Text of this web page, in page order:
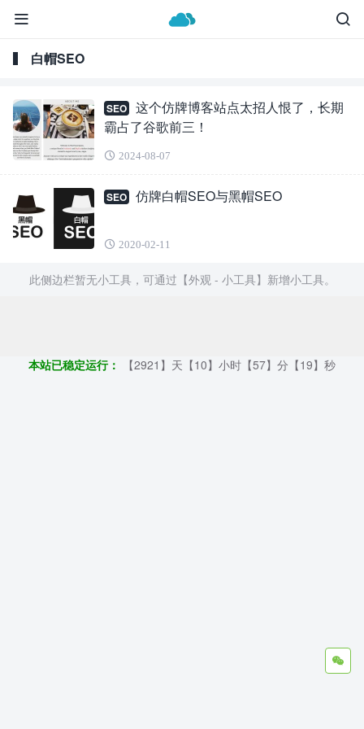
白帽SEO
SEO
这个仿牌博客站点太招人恨了，长期
霸占了谷歌前三！
2024-08-07
SEO 仿牌白帽SEO与黑帽SEO
2020-02-11
此侧边栏暂无小工具，可通过【外观 - 小工具】新增小工具。
本站已稳定运行：
【2921】天【10】小时【57】分【20】秒